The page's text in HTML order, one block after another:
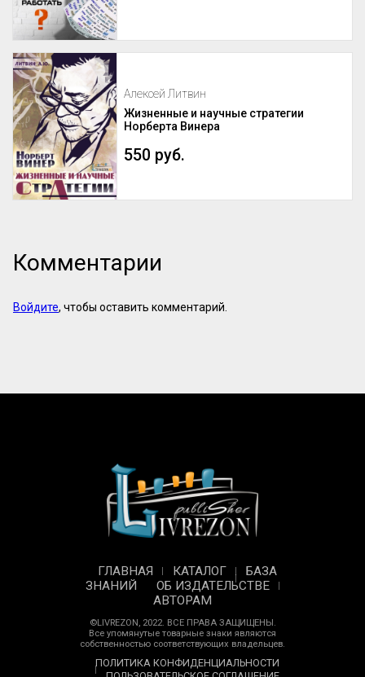
Алексей Литвин
Жизненные и научные стратегии
Норберта Винера
550 руб.
Комментарии
Войдите, чтобы оставить комментарий.
ГЛАВНАЯ КАТАЛОГ
БАЗА
ЗНАНИЙ
ОБ ИЗДАТЕЛЬСТВЕ
АВТОРАМ
©LIVREZON, 2022. ВСЕ ПРАВА ЗАЩИЩЕНЫ.
Все упомянутые товарные знаки являются
собственностью соответствующих владельцев.
ПОЛИТИКА КОНФИДЕНЦИАЛЬНОСТИ